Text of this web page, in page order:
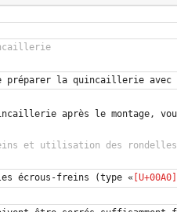
écrous-freins (type «